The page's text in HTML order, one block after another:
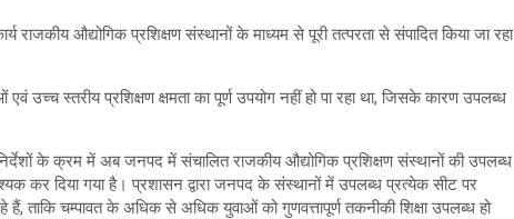
राजकीय औद्योगिक प्रशिक्षण संस्थानों के माध्यम से पूरी तत्परता से संपादित किया जा रहा
उच्च स्तरीय प्रशिक्षण क्षमता का पूर्ण उपयोग नहीं हो पा रहा था, जिसके कारण उपलब्ध
के क्रम में अब जनपद में संचालित राजकीय औद्योगिक प्रशिक्षण संस्थानों की उपलब्ध
कर दिया गया है। प्रशासन द्वारा जनपद के संस्थानों में उपलब्ध प्रत्येक सीट पर
ताकि चम्पावत के अधिक से अधिक युवाओं को गुणवत्तापूर्ण तकनीकी शिक्षा उपलब्ध हो